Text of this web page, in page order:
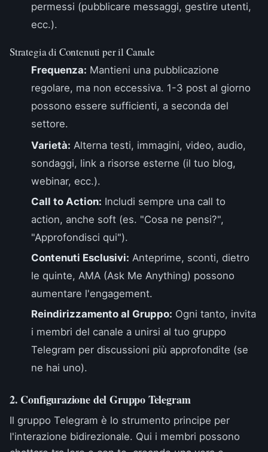
permessi (pubblicare messaggi, gestire utenti,
ecc.).
Strategia di Contenuti per il Canale
Frequenza: Mantieni una pubblicazione
regolare, ma non eccessiva. 1-3 post al giorno
possono essere sufficienti, a seconda del
settore.
Varietà: Alterna testi, immagini, video, audio,
sondaggi, link a risorse esterne (il tuo blog,
webinar, ecc.).
Call to Action: Includi sempre una call to
action, anche soft (es. "Cosa ne pensi?",
"Approfondisci qui").
Contenuti Esclusivi: Anteprime, sconti, dietro
le quinte, AMA (Ask Me Anything) possono
aumentare l'engagement.
Reindirizzamento al Gruppo: Ogni tanto, invita
i membri del canale a unirsi al tuo gruppo
Telegram per discussioni più approfondite (se
ne hai uno).
2. Configurazione del Gruppo Telegram
Il gruppo Telegram è lo strumento principe per
l'interazione bidirezionale. Qui i membri possono